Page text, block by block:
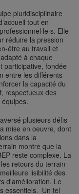
pluridisciplinaire
tout en
Elle
réduire la pression
être au travail et
à chaque
participative, fondée
entre les différents
la capacité du
respectueux des
plusieurs défis
mise en oeuvre, dont
dans la
montre que la
reste complexe. La
retours du terrain
lisibilité des
d'amélioration. Le
essentiels. Un tel